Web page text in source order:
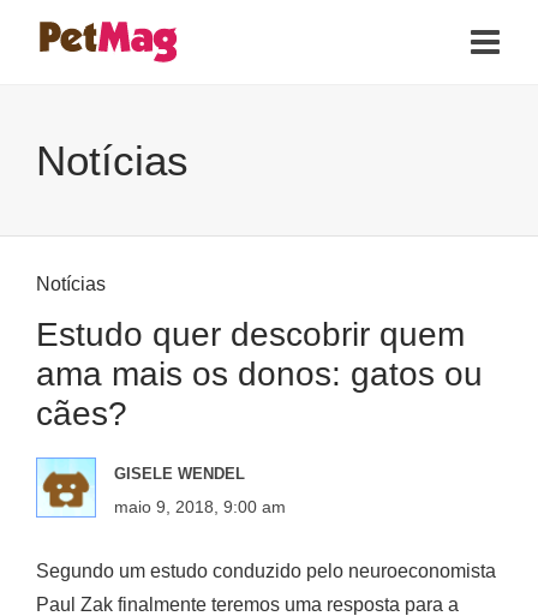
Notícias
Notícias
Estudo quer descobrir quem
ama mais os donos: gatos ou
cães?
GISELE WENDEL
maio 9, 2018, 9:00 am
Segundo um estudo conduzido pelo neuroeconomista
Paul Zak finalmente teremos uma resposta para a